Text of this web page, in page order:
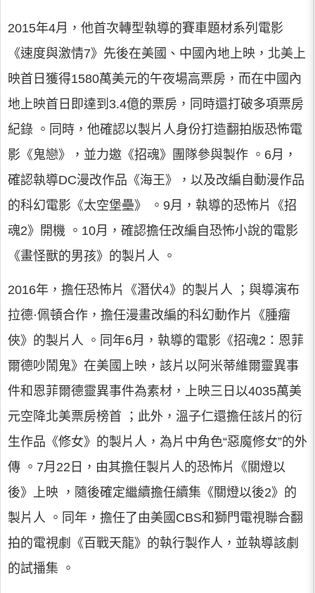
2015年4月，他首次轉型執導的賽車題材系列電影
《速度與激情7》先後在美國、中國內地上映，北美上
映首日獲得1580萬美元的午夜場高票房，而在中國內
地上映首日即達到3.4億的票房，同時還打破多項票房
紀錄 。同時，他確認以製片人身份打造翻拍版恐怖電
影《鬼戀》，並力邀《招魂》團隊參與製作 。6月，
確認執導DC漫改作品《海王》，以及改編自動漫作品
的科幻電影《太空堡壘》 。9月，執導的恐怖片《招
魂2》開機 。10月，確認擔任改編自恐怖小說的電影
《畫怪獸的男孩》的製片人 。
2016年，擔任恐怖片《潛伏4》的製片人 ；與導演布
拉德·佩頓合作，擔任漫畫改編的科幻動作片《腫瘤
俠》的製片人 。同年6月，執導的電影《招魂2：恩菲
爾德吵鬧鬼》在美國上映，該片以阿米蒂維爾靈異事
件和恩菲爾德靈異事件為素材，上映三日以4035萬美
元空降北美票房榜首 ；此外，溫子仁還擔任該片的衍
生作品《修女》的製片人，為片中角色“惡魔修女”的外
傳 。7月22日，由其擔任製片人的恐怖片《關燈以
後》上映 ，隨後確定繼續擔任續集《關燈以後2》的
製片人 。同年，擔任了由美國CBS和獅門電視聯合翻
拍的電視劇《百戰天龍》的執行製作人，並執導該劇
的試播集 。